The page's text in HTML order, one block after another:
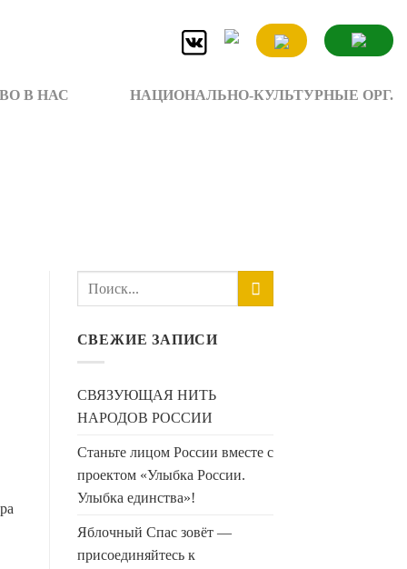
В НАС НАЦИОНАЛЬНО-КУЛЬТУРНЫЕ ОРГ.
СВЕЖИЕ ЗАПИСИ
СВЯЗУЮЩАЯ НИТЬ
НАРОДОВ РОССИИ
Станьте лицом России вместе с
проектом «Улыбка России.
Улыбка единства»!
Яблочный Спас зовёт —
присоединяйтесь к